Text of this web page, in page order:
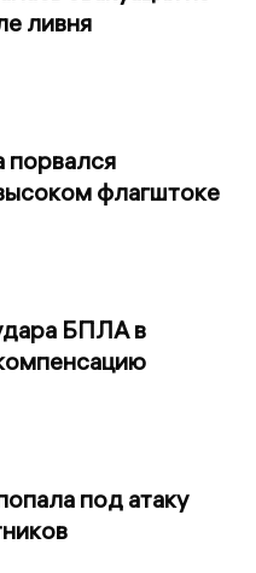
ливня
порвался
флагштоке
БПЛА в
под атаку